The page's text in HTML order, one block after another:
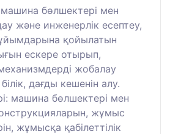
бөлшектері мен
және инженерлік есептеу,
қойылатын
ескере отырып,
жобалау
дағды кешенін алу.
машина бөлшектері мен
жұмыс
жұмысқа қабілеттілік